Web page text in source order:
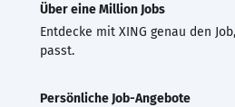
Über eine Million Jobs
Entdecke mit XING genau den
passt.
Persönliche Job-Angebote